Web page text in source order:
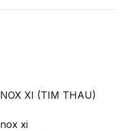
XI (TIM THAU)
xi